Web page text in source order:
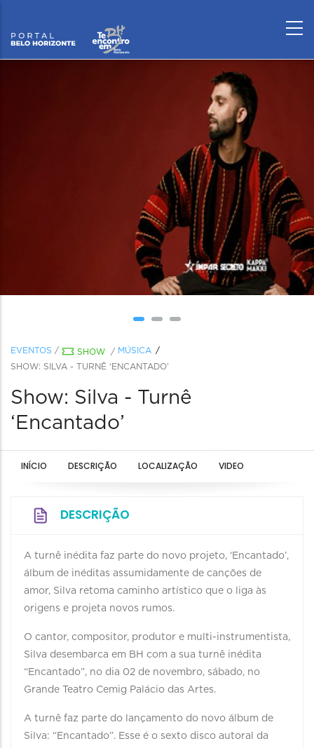
EVENTOS / SHOW / MÚSICA
SHOW: SILVA - TURNÊ ‘ENCANTADO’
Show: Silva - Turnê
‘Encantado’
INÍCIO DESCRIÇÃO LOCALIZAÇÃO VIDEO
DESCRIÇÃO
A turnê inédita faz parte do novo projeto, ‘Encantado’,
álbum de inéditas assumidamente de canções de
amor, Silva retoma caminho artístico que o liga às
origens e projeta novos rumos.
O cantor, compositor, produtor e multi-instrumentista,
Silva desembarca em BH com a sua turnê inédita
“Encantado”, no dia 02 de novembro, sábado, no
Grande Teatro Cemig Palácio das Artes.
A turnê faz parte do lançamento do novo álbum de
Silva: “Encantado”. Esse é o sexto disco autoral da